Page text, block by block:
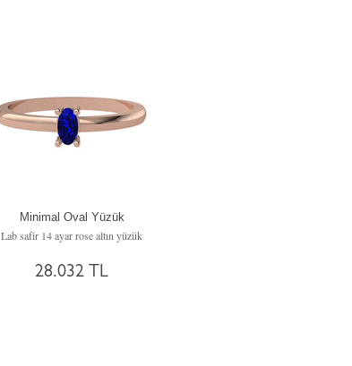
Minimal Oval Yüzük
Lab safir 14 ayar rose altın yüzük
28.032 TL